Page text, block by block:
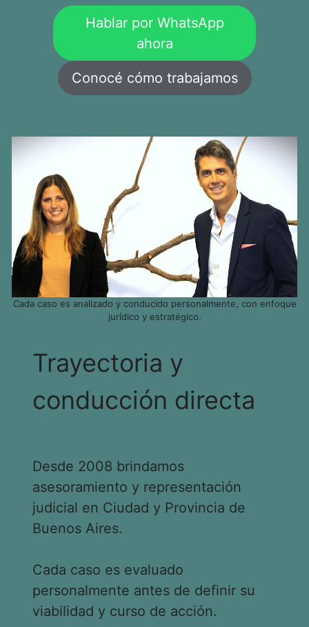
Hablar por WhatsApp
ahora
Conocé cómo trabajamos
Cada caso es analizado y conducido personalmente, con enfoque
jurídico y estratégico.
Trayectoria y
conducción directa
Desde 2008 brindamos
asesoramiento y representación
judicial en Ciudad y Provincia de
Buenos Aires.
Cada caso es evaluado
personalmente antes de definir su
viabilidad y curso de acción.